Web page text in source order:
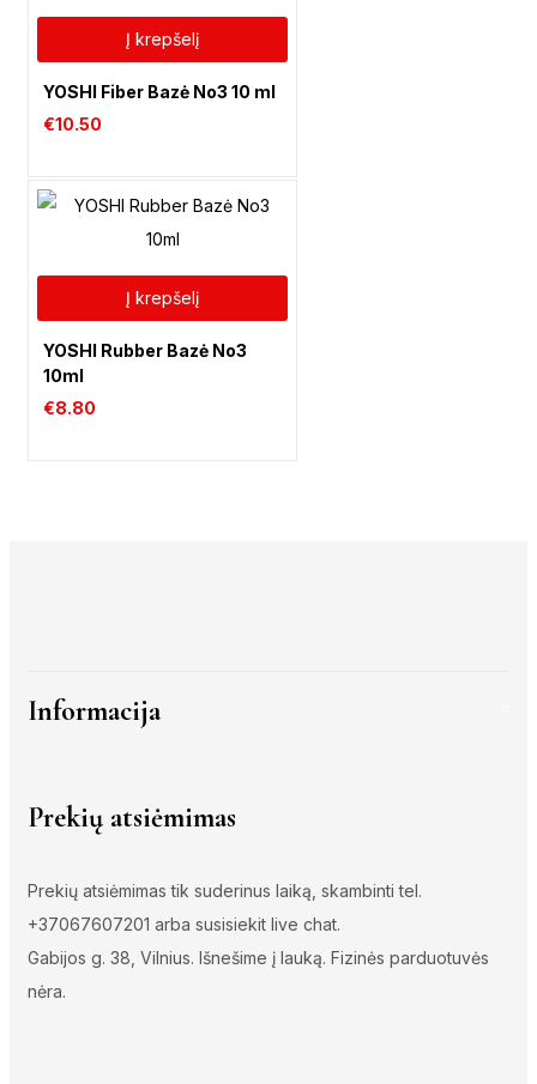
Į krepšelį
YOSHI Fiber Bazė No3 10 ml
€10.50
Į krepšelį
YOSHI Rubber Bazė No3
10ml
€8.80
Informacija
Prekių atsiėmimas
Prekių atsiėmimas tik suderinus laiką, skambinti tel.
+37067607201 arba susisiekit live chat.
Gabijos g. 38, Vilnius. Išnešime į lauką. Fizinės parduotuvės
nėra.